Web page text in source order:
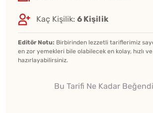
Kaç Kişilik: 6 Kişilik
Editör Notu: Birbirinden lezzetli tariflerimiz
en zor yemekleri bile olabilecek en kolay, hızlı
hazırlayabilirsiniz.
Bu Tarifi Ne Kadar